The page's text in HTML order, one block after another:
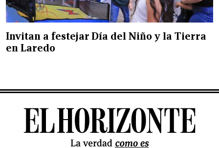
Invitan a festejar Día del Niño y la Tierra
en Laredo